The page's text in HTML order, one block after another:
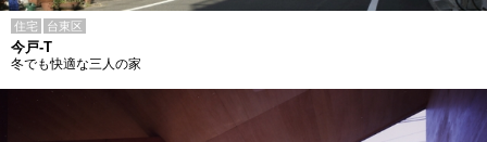
住宅 台東区
今戸-T
冬でも快適な三人の家